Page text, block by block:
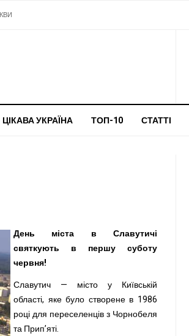
ЦІКАВА УКРАЇНА ТОП-10 СТАТТІ
День міста в Славутичі
святкують в першу суботу
червня!
Славутич — місто у Київській
області, яке було створене в 1986
році для переселенців з Чорнобеля
та Прип’яті.